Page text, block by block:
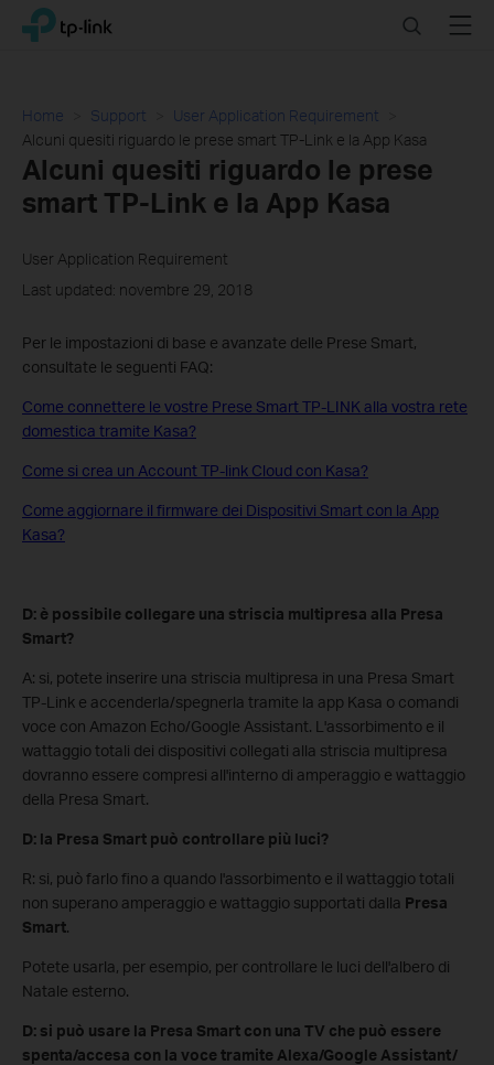
Click
navigation
TP-Link, Reliably Smart SearchMenu
Home Support
User Application Requirement
Alcuni quesiti riguardo le prese smart TP-Link e la App Kasa
Alcuni quesiti riguardo le prese
smart TP-Link e la App Kasa
User Application Requirement
Last updated: novembre 29, 2018
Per le impostazioni di base e avanzate delle Prese Smart,
consultate le seguenti FAQ:
Come connettere le vostre Prese Smart TP-LINK alla vostra rete
domestica tramite Kasa?
Come si crea un Account TP-link Cloud con Kasa?
Come aggiornare il firmware dei Dispositivi Smart con la App
Kasa?
D: è possibile collegare una striscia multipresa alla Presa
Smart?
A: si, potete inserire una striscia multipresa in una Presa Smart
TP-Link e accenderla/spegnerla tramite la app Kasa o comandi
voce con Amazon Echo/Google Assistant. L'assorbimento e il
wattaggio totali dei dispositivi collegati alla striscia multipresa
dovranno essere compresi all'interno di amperaggio e wattaggio
della Presa Smart.
D: la Presa Smart può controllare più luci?
R: si, può farlo fino a quando l'assorbimento e il wattaggio totali
non superano amperaggio e wattaggio supportati dalla Presa
Smart.
Potete usarla, per esempio, per controllare le luci dell'albero di
Natale esterno.
D: si può usare la Presa Smart con una TV che può essere
spenta/accesa con la voce tramite Alexa/Google Assistant/